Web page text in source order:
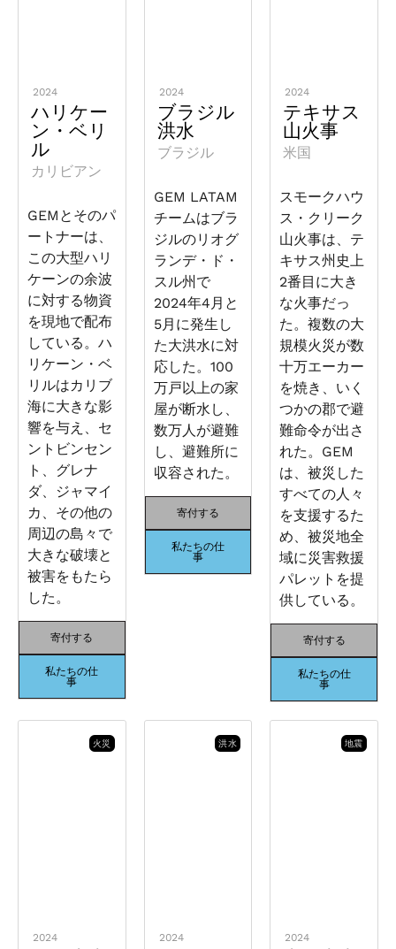
2024
ハリケー
ン・ベリ
ル
カリビアン
GEMとそのパ
ートナーは、
この大型ハリ
ケーンの余波
に対する物資
を現地で配布
している。ハ
リケーン・ベ
リルはカリブ
海に大きな影
響を与え、セ
ントビンセン
ト、グレナ
ダ、ジャマイ
カ、その他の
周辺の島々で
大きな破壊と
被害をもたら
した。
寄付する
私たちの仕
事
2024
ブラジル
洪水
ブラジル
GEM LATAM
チームはブラ
ジルのリオグ
ランデ・ド・
スル州で
2024年4月と
5月に発生し
た大洪水に対
応した。100
万戸以上の家
屋が断水し、
数万人が避難
し、避難所に
収容された。
寄付する
私たちの仕
事
2024
テキサス
山火事
米国
スモークハウ
ス・クリーク
山火事は、テ
キサス州史上
2番目に大き
な火事だっ
た。複数の大
規模火災が数
十万エーカー
を焼き、いく
つかの郡で避
難命令が出さ
れた。GEM
は、被災した
すべての人々
を支援するた
め、被災地全
域に災害救援
パレットを提
供している。
寄付する
私たちの仕
事
火災
2024
洪水
2024
地震
2024